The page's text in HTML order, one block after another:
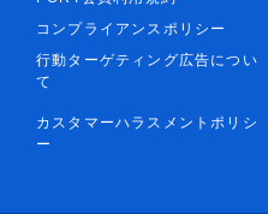
コンプライアンスポリシー
行動ターゲティング広告につい
て
カスタマーハラスメントポリシ
ー